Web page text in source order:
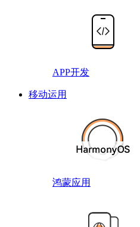
APP开发
移动运用
鸿蒙应用